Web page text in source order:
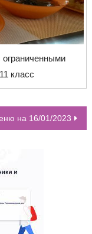
класс
на 16/01/2023